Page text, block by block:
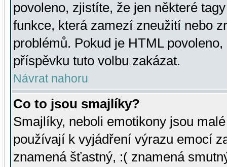
povoleno, zjistíte, že jen některé
funkce, která zamezí zneužití nebo
problémů. Pokud je HTML
příspěvku tuto volbu zakázat.
Návrat nahoru
Co to jsou smajlíky?
Smajlíky, neboli emotikony jsou
používají k vyjádření výrazu emocí
znamená šťastný, :( znamená